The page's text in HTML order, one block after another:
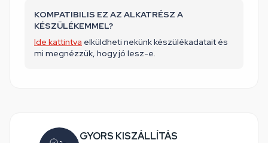
KOMPATIBILIS EZ AZ ALKATRÉSZ A
KÉSZÜLÉKEMMEL?
Ide kattintva elküldheti nekünk készülékadatait és
mi megnézzük, hogy jó lesz-e.
GYORS KISZÁLLÍTÁS